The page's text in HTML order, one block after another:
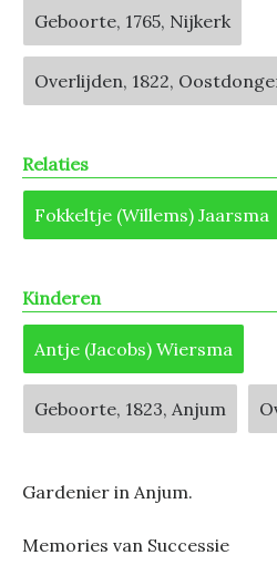
Geboorte, 1765, Nijkerk
Overlijden, 1822,
Relaties
Fokkeltje (Willems) Jaarsma
Kinderen
Antje (Jacobs) Wiersma
Geboorte, 1823, Anjum
Gardenier in Anjum.
Memories van Successie